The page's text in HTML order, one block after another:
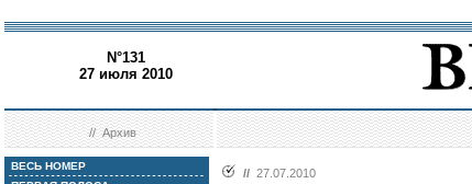
N°131
27 июля 2010
//Архив
ВЕСЬ НОМЕР
// 27.07.2010